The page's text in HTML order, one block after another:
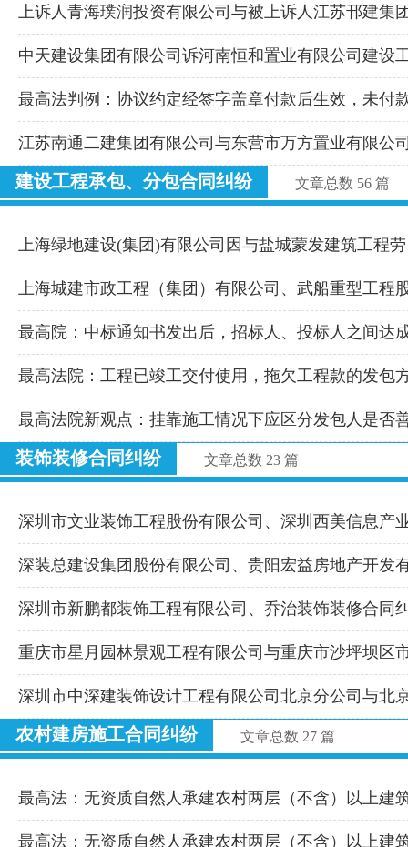
上诉人青海璞润投资有限公司与被上诉人江苏邗建集
中天建设集团有限公司诉河南恒和置业有限公司建设
最高法判例：协议约定经签字盖章付款后生效，未付
江苏南通二建集团有限公司与东营市万方置业有限公
建设工程承包、分包合同纠纷 文章总数 56 篇
上海绿地建设(集团)有限公司因与盐城蒙发建筑工程劳
上海城建市政工程（集团）有限公司、武船重型工程
最高院：中标通知书发出后，招标人、投标人之间达
最高法院：工程已竣工交付使用，拖欠工程款的发包
最高法院新观点：挂靠施工情况下应区分发包人是否
装饰装修合同纠纷 文章总数 23 篇
深圳市文业装饰工程股份有限公司、深圳西美信息产
深装总建设集团股份有限公司、贵阳宏益房地产开发
深圳市新鹏都装饰工程有限公司、乔治装饰装修合同
重庆市星月园林景观工程有限公司与重庆市沙坪坝区
深圳市中深建装饰设计工程有限公司北京分公司与北
农村建房施工合同纠纷 文章总数 27 篇
最高法：无资质自然人承建农村两层（不含）以上建
最高法：无资质自然人承建农村两层（不含）以上建